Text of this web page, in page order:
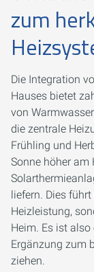
zum
Die Integration
Hauses bietet
von
die zentrale
Frühling und
Sonne höher am
liefern. Dies
Heizleistung,
Heim. Es ist
Ergänzung zum
ziehen.